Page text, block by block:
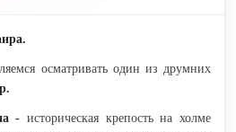
осматривать один из друмних
- историческая крепость на холме